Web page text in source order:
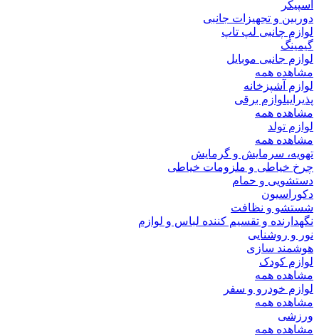
اسپیکر
دوربین و تجهیزات جانبی
لوازم چانبی لپ تاپ
گیمینگ
لوازم جانبی موبایل
مشاهده همه
لوازم آشپزخانه
پذیراییلوازم برقی
مشاهده همه
لوازم تولد
مشاهده همه
تهویه، سرمایش و گرمایش
چرخ خیاطی و ملزومات خیاطی
دستشویی و حمام
دکوراسیون
شستشو و نظافت
نگهدارنده و تقسیم کننده لباس و لوازم
نور و روشنایی
هوشمند سازی
لوازم کودک
مشاهده همه
لوازم خودرو و سفر
مشاهده همه
ورزشی
مشاهده همه